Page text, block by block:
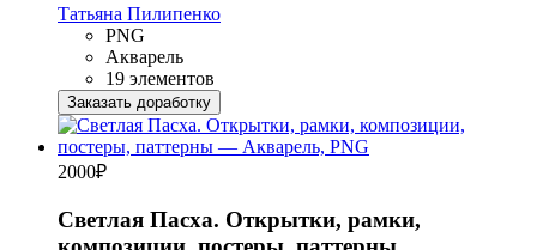
Татьяна Пилипенко
PNG
Акварель
19 элементов
Заказать доработку
2000₽
Светлая Пасха. Открытки, рамки,